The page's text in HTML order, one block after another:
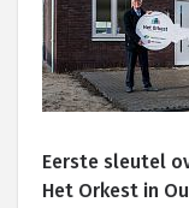
Eerste sleutel
Het Orkest in